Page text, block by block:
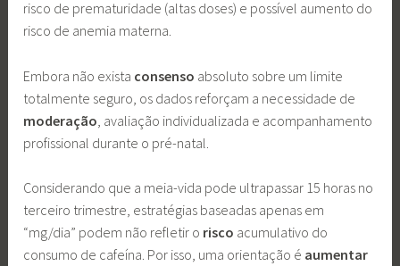
risco de prematuridade (altas doses) e possível aumento do
risco de anemia materna.
Embora não exista consenso absoluto sobre um limite
totalmente seguro, os dados reforçam a necessidade de
moderação , avaliação individualizada e acompanhamento
profissional durante o pré-natal.
Considerando que a meia-vida pode ultrapassar 15 horas no
terceiro trimestre, estratégias baseadas apenas em
“mg/dia” podem não refletir o risco acumulativo do
consumo de cafeína. Por isso, uma orientação é aumentar